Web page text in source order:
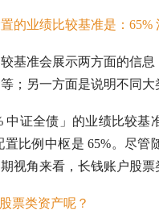
的业绩比较基准是：65%
基准会展示两方面的信
；另一方面是说明不同 大
中证全债」的业绩比较基
置比例 中枢是 65%。尽管
视角来看，长钱账户股票
票类资产呢？